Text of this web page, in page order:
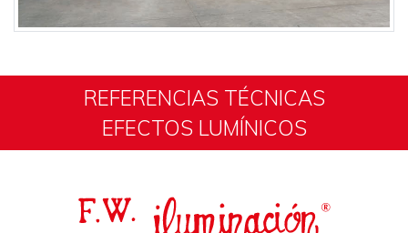
REFERENCIAS TÉCNICAS
EFECTOS LUMÍNICOS